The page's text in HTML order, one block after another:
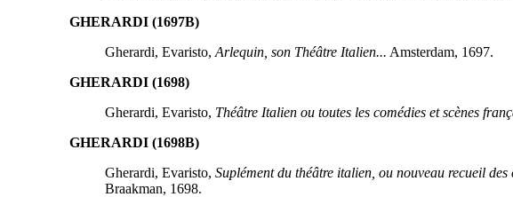
GHERARDI (1697B)
Gherardi, Evaristo, Arlequin, son Théâtre Italien... Amsterdam, 1697.
GHERARDI (1698)
Gherardi, Evaristo, Théâtre Italien ou toutes les comédies et scènes
GHERARDI (1698B)
Gherardi, Evaristo, Suplément du théâtre italien, ou nouveau recueil
Braakman, 1698.